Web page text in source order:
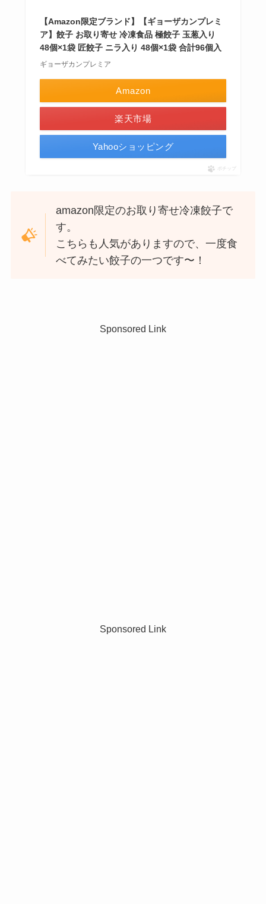
【Amazon限定ブランド】【ギョーザカンプレミ
ア】餃子 お取り寄せ 冷凍食品 極餃子 玉葱入り
48個×1袋 匠餃子 ニラ入り 48個×1袋 合計96個入
ギョーザカンプレミア
Amazon
楽天市場
Yahooショッピング
ポチップ
amazon限定のお取り寄せ冷凍餃子で
す。
こちらも人気がありますので、一度食
べてみたい餃子の一つです〜！
Sponsored Link
Sponsored Link